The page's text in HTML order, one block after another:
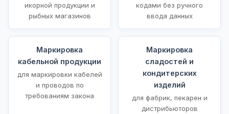
икорной продукции и
рыбных магазинов
кодами без ручного
ввода данных
Маркировка
кабельной продукции
для маркировки кабелей
и проводов по
требованиям закона
Маркировка
сладостей и
кондитерских
изделий
для фабрик, пекарен и
дистрибьюторов